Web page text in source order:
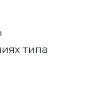
типа